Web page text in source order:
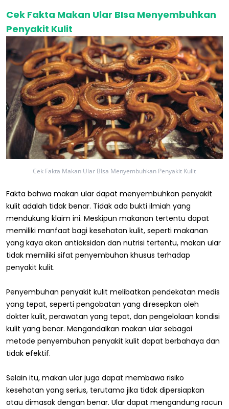
Cek Fakta Makan Ular BIsa Menyembuhkan
Penyakit Kulit
Cek Fakta Makan Ular BIsa Menyembuhkan Penyakit Kulit
Fakta bahwa makan ular dapat menyembuhkan penyakit
kulit adalah tidak benar. Tidak ada bukti ilmiah yang
mendukung klaim ini. Meskipun makanan tertentu dapat
memiliki manfaat bagi kesehatan kulit, seperti makanan
yang kaya akan antioksidan dan nutrisi tertentu, makan ular
tidak memiliki sifat penyembuhan khusus terhadap
penyakit kulit.
Penyembuhan penyakit kulit melibatkan pendekatan medis
yang tepat, seperti pengobatan yang diresepkan oleh
dokter kulit, perawatan yang tepat, dan pengelolaan kondisi
kulit yang benar. Mengandalkan makan ular sebagai
metode penyembuhan penyakit kulit dapat berbahaya dan
tidak efektif.
Selain itu, makan ular juga dapat membawa risiko
kesehatan yang serius, terutama jika tidak dipersiapkan
atau dimasak dengan benar. Ular dapat mengandung racun